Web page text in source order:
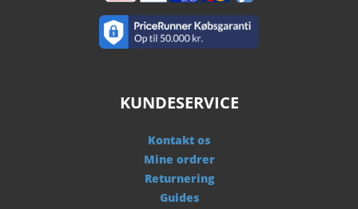
KUNDESERVICE
Kontakt os
Mine ordrer
Returnering
Guides